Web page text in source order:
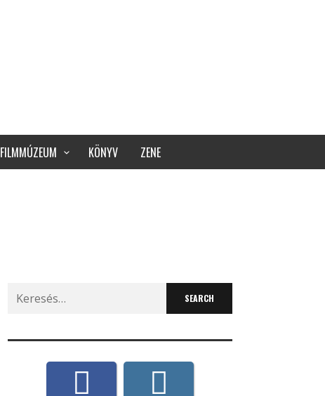
FILMMÚZEUM KÖNYV ZENE
Search
for: